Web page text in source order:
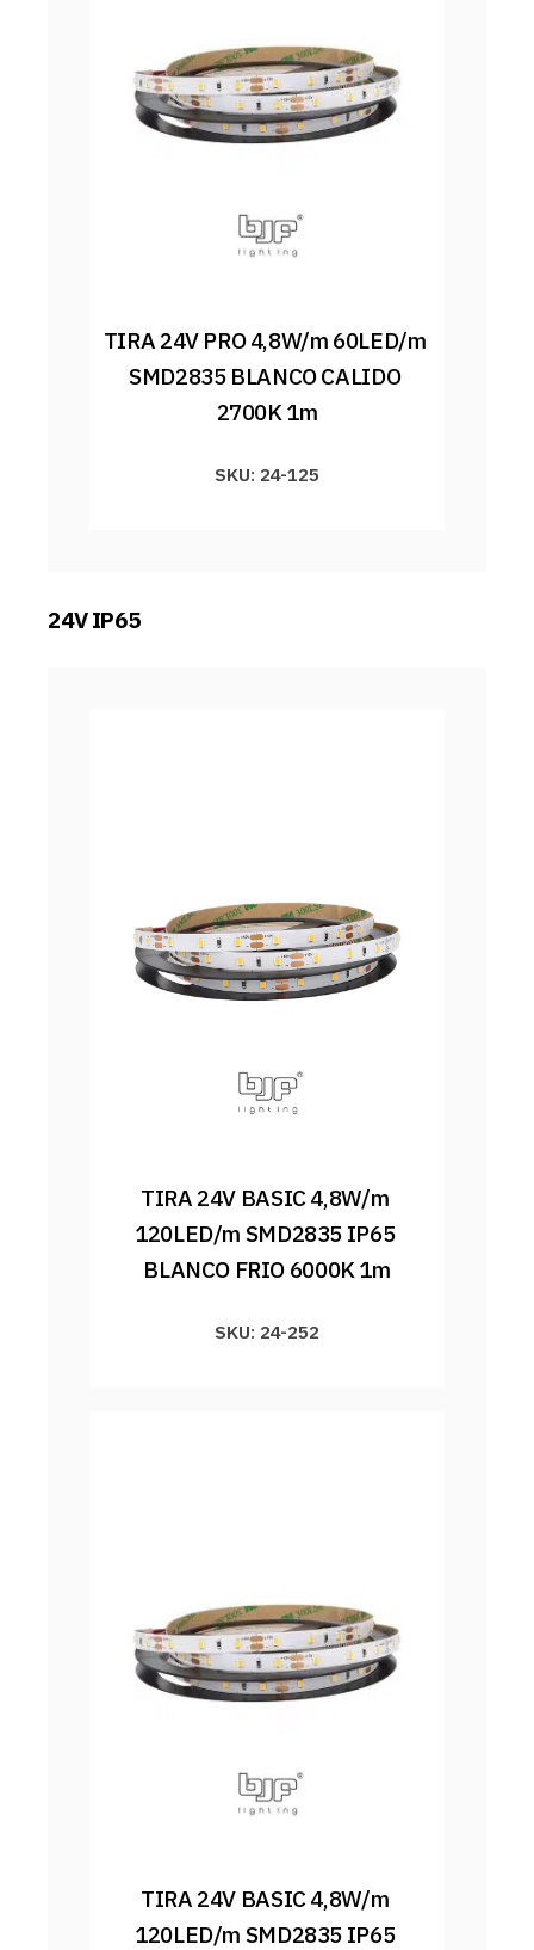
TIRA 24V PRO 4,8W/m 60LED/m
SMD2835 BLANCO CALIDO
2700K 1m
SKU: 24-125
24V IP65
TIRA 24V BASIC 4,8W/m
120LED/m SMD2835 IP65
BLANCO FRIO 6000K 1m
SKU: 24-252
TIRA 24V BASIC 4,8W/m
120LED/m SMD2835 IP65